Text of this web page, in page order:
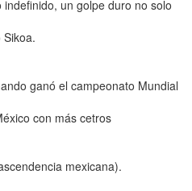
un golpe duro no solo
ganó el campeonato Mundial
con más cetros
mexicana).